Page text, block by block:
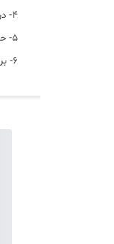
4- در سریع ترین زمان ممکن روتختی را پس از پایان کار ماشین لباسشویی، از آن خارج نمایید.
5- حتما روتختی خود را به صورت کامل باز کنید و هرگز آن را به شکل روی هم و فشرده خشک ننمایید.
6- برای خشک کردن از نور خورشید و فضای باز استفاده کنید. دقت داشته باشید که نور شدید خورشید می تواند رنگ پارچه شما را تغییر دهد.